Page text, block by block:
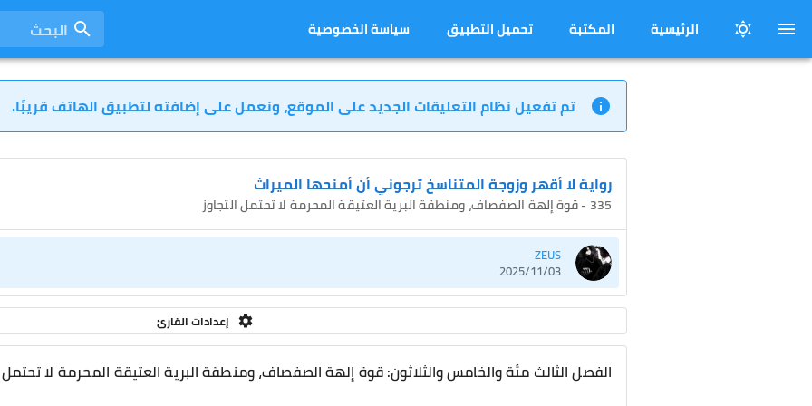
الرئيسية المكتبة تحميل التطبيق سياسة الخصوصية البحث
تم تفعيل نظام التعليقات الجديد على الموقع، ونعمل على إضافته لتطبيق الهاتف قريبًا.
رواية لا أقهر وزوجة المتناسخ ترجوني أن أمنحها الميراث
335 - قوة إلهة الصفصاف، ومنطقة البرية العتيقة المحرمة لا تحتمل التجاوز
ZEUS
2025/11/03
إعدادات القارئ
الفصل الثالث مئة والخامس والثلاثون: قوة إلهة الصفصاف، ومنطقة البرية العتيقة المحرمة لا تحتمل